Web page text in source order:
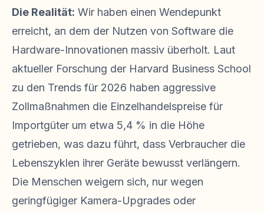
Die Realität: Wir haben einen Wendepunkt
erreicht, an dem der Nutzen von Software die
Hardware-Innovationen massiv überholt. Laut
aktueller Forschung der Harvard Business School
zu den Trends für 2026 haben aggressive
Zollmaßnahmen die Einzelhandelspreise für
Importgüter um etwa 5,4 % in die Höhe
getrieben, was dazu führt, dass Verbraucher die
Lebenszyklen ihrer Geräte bewusst verlängern.
Die Menschen weigern sich, nur wegen
geringfügiger Kamera-Upgrades oder